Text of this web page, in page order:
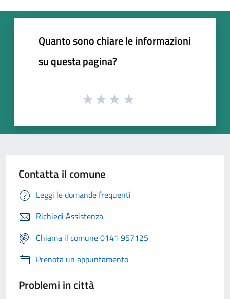
Quanto sono chiare le informazioni
su questa pagina?
Contatta il comune
Leggi le domande frequenti
Richiedi Assistenza
Chiama il comune 0141 957125
Prenota un appuntamento
Problemi in città